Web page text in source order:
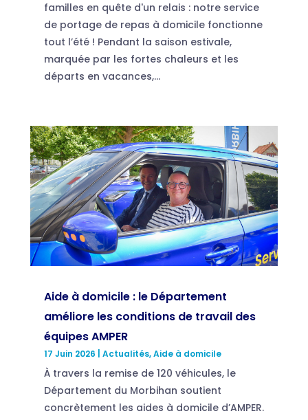
familles en quête d'un relais : notre service
de portage de repas à domicile fonctionne
tout l’été ! Pendant la saison estivale,
marquée par les fortes chaleurs et les
départs en vacances,...
Aide à domicile : le Département
améliore les conditions de travail des
équipes AMPER
17 Juin 2026 Actualités,Aide à domicile
À travers la remise de 120 véhicules, le
Département du Morbihan soutient
concrètement les aides à domicile d’AMPER.